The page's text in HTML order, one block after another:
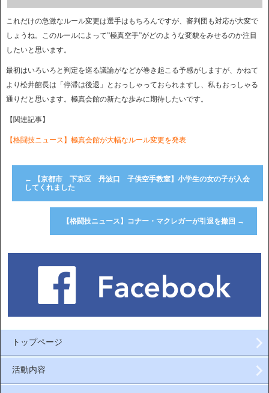
これだけの急激なルール変更は選手はもちろんですが、審判団も対応が大変で
しょうね。このルールによって”極真空手”がどのような変貌をみせるのか注目
したいと思います。
最初はいろいろと判定を巡る議論がなどが巻き起こる予感がしますが、かねて
より松井館長は「停滞は後退」とおっしゃっておられますし、私もおっしゃる
通りだと思います。極真会館の新たな歩みに期待したいです。
【関連記事】
【格闘技ニュース】極真会館が大幅なルール変更を発表
←
【京都市 下京区 丹波口 子供空手教室】小学生の女の子が入会
してくれました
【格闘技ニュース】コナー・マクレガーが引退を撤回 →
トップページ
活動内容